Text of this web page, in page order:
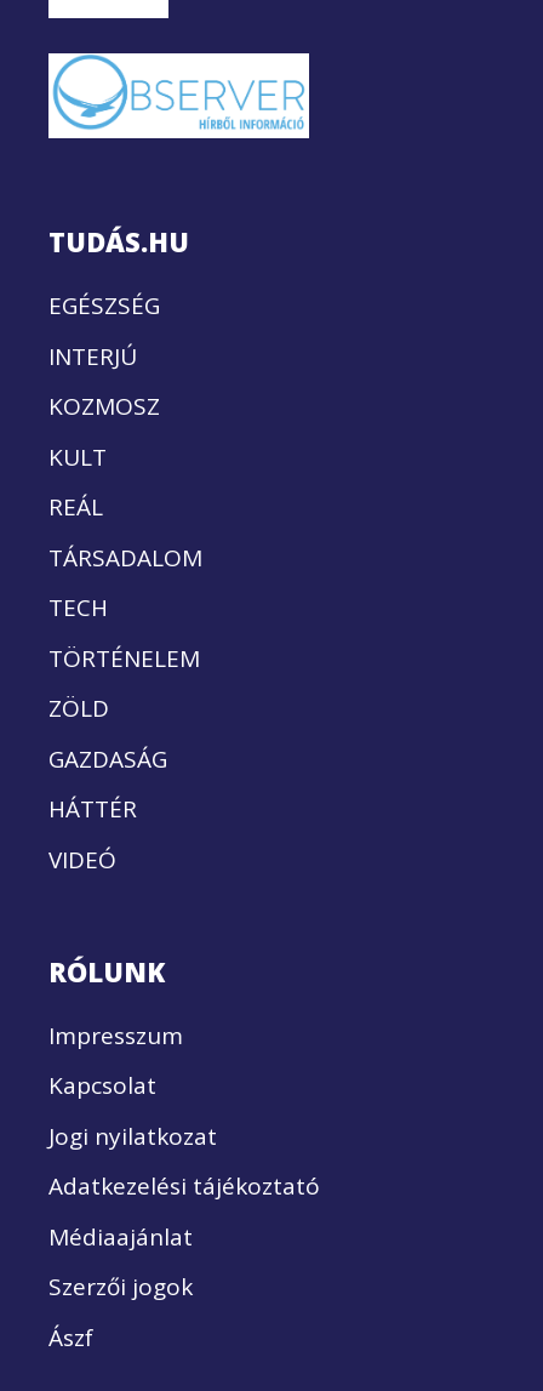
TUDÁS.HU
EGÉSZSÉG
INTERJÚ
KOZMOSZ
KULT
REÁL
TÁRSADALOM
TECH
TÖRTÉNELEM
ZÖLD
GAZDASÁG
HÁTTÉR
VIDEÓ
RÓLUNK
Impresszum
Kapcsolat
Jogi nyilatkozat
Adatkezelési tájékoztató
Médiaajánlat
Szerzői jogok
Ászf